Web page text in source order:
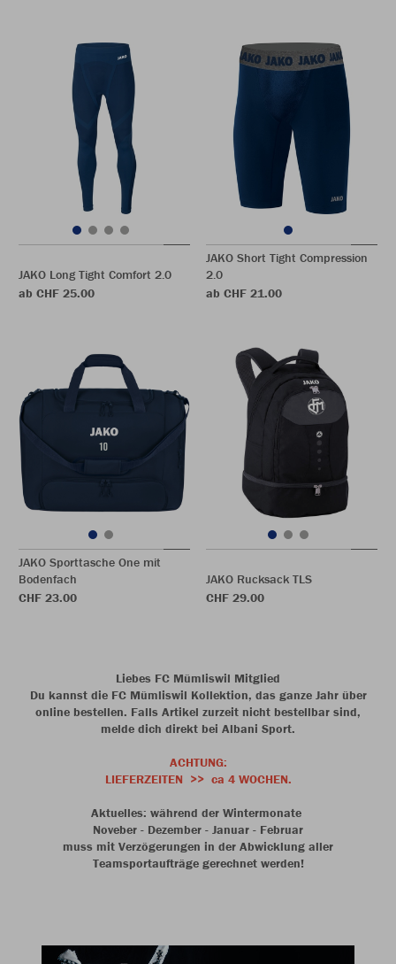
JAKO Long Tight Comfort 2.0
ab CHF 25.00
JAKO Short Tight Compression
2.0
ab CHF 21.00
JAKO Sporttasche One mit
Bodenfach
CHF 23.00
JAKO Rucksack TLS
CHF 29.00
Liebes FC Mümliswil Mitglied
Du kannst die FC Mümliswil Kollektion, das ganze Jahr über
online bestellen. Falls Artikel zurzeit nicht bestellbar sind,
melde dich direkt bei Albani Sport.
ACHTUNG:
LIEFERZEITEN >> ca 4 WOCHEN.
Aktuelles: während der Wintermonate
Noveber - Dezember - Januar - Februar
muss mit Verzögerungen in der Abwicklung aller
Teamsportaufträge gerechnet werden!